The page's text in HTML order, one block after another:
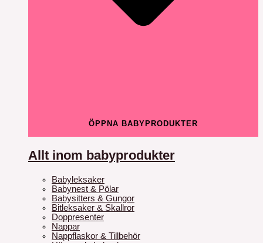
ÖPPNA BABYPRODUKTER
Allt inom babyprodukter
Babyleksaker
Babynest & Pölar
Babysitters & Gungor
Bitleksaker & Skallror
Doppresenter
Nappar
Nappflaskor & Tillbehör